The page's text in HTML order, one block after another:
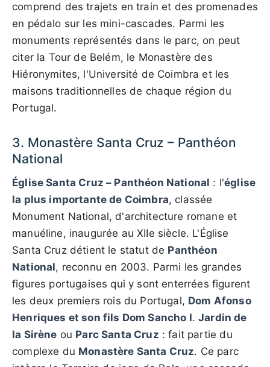
comprend des trajets en train et des promenades
en pédalo sur les mini-cascades. Parmi les
monuments représentés dans le parc, on peut
citer la Tour de Belém, le Monastère des
Hiéronymites, l'Université de Coimbra et les
maisons traditionnelles de chaque région du
Portugal.
3. Monastère Santa Cruz – Panthéon
National
Église Santa Cruz – Panthéon National : l'église
la plus importante de Coimbra, classée
Monument National, d'architecture romane et
manuéline, inaugurée au XIIe siècle. L'Église
Santa Cruz détient le statut de Panthéon
National, reconnu en 2003. Parmi les grandes
figures portugaises qui y sont enterrées figurent
les deux premiers rois du Portugal, Dom Afonso
Henriques et son fils Dom Sancho I.Jardin de
la Sirène ou Parc Santa Cruz : fait partie du
complexe du Monastère Santa Cruz. Ce parc